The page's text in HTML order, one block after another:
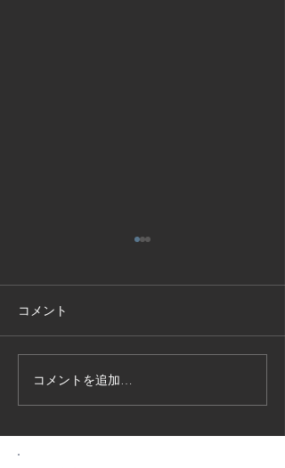
技能実習生１２名入国-フ
ィリピン、ベトナム
コメント
コメントを追加…